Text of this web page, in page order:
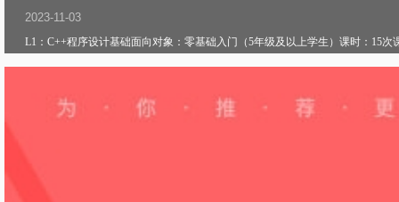
2023-11-03
L1：C++程序设计基础面向对象：零基础入门（5年级及以上学生）课时：15次